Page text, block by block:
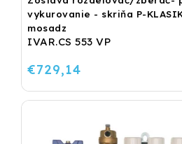
vykurovanie - skriňa P-
mosadz
IVAR.CS 553 VP
€729,14